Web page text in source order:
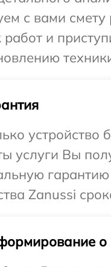
с вами смету
и
устройство
услуги Вы
Zanussi
о